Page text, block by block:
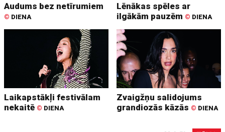
Audums bez netīrumiem
© DIENA
Lēnākas spēles ar
ilgākām pauzēm © DIENA
Laikapstākļi festivālam
nekaitē © DIENA
Zvaigžņu salidojums
grandiozās kāzās © DIENA